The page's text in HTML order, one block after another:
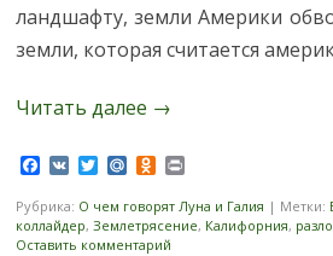
ландшафту, земли Америки
земли, которая считается
Читать далее →
Facebook
VKTwitterMail.RuOdnoklassniki
Print
Рубрика: О чем говорят Луна и Галия | Метки:
коллайдер, Землетрясение, Калифорния,
Оставить комментарий